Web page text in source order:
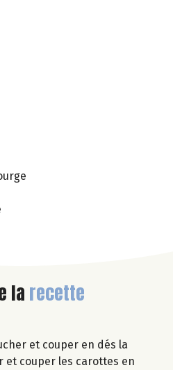
larecette
et couper en dés la
et couper les carottes en